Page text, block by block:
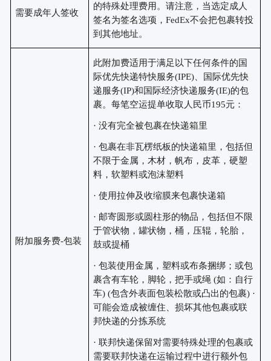
需要成年人签收
的特殊处理费用。请注意，当选定成人
签名为签名选项，FedEx不会把包裹转投
到其他地址。
附加服务费-包装
此附加费适用于满足以下任何条件的国
际优先快递特快服务(IPE)、国际优先快
递服务(IP)和国际经济快递服务(IE)的包
裹。每笔空运提单收取人民币195元：
· 没有完全被包裹在快递箱里
· 包裹在非瓦楞纸板的快递箱里，包括但
不限于金属，木材，帆布，皮革，硬塑
料，软塑料或泡沫塑料
· 使用拉伸及收缩膜来包裹快递箱
· 邮寄圆形或圆柱形的物品，包括但不限
于管状物，罐状物，桶，压辊，轮胎，
鼓或提桶
· 包装使用金属，塑料或布条捆绑；或包
裹含有车轮，脚轮，把手或绳 (如：自行
车) (包含外表面包装松散或凸出的包裹) ·
可能会造成被缠住、损坏其他包裹或联
邦快递的分拣系统
· 联邦快递保留对需要特殊处理的包裹或
需要联邦快递在运输过程中进行额外包